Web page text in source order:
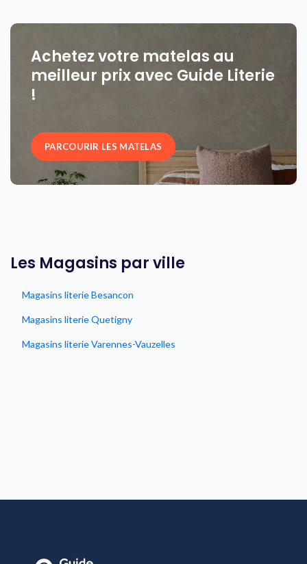
Achetez votre matelas au
meilleur prix avec Guide Literie
!
PARCOURIR LES MATELAS
Les Magasins par ville
Magasins literie Besancon
Magasins literie Quetigny
Magasins literie Varennes-Vauzelles